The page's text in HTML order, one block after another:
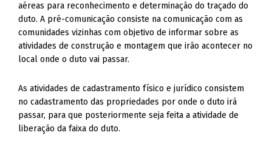
aéreas para reconhecimento e determinação do traçado do
duto. A pré-comunicação consiste na comunicação com as
comunidades vizinhas com objetivo de informar sobre as
atividades de construção e montagem que irão acontecer no
local onde o duto vai passar.
As atividades de cadastramento físico e jurídico consistem
no cadastramento das propriedades por onde o duto irá
passar, para que posteriormente seja feita a atividade de
liberação da faixa do duto.